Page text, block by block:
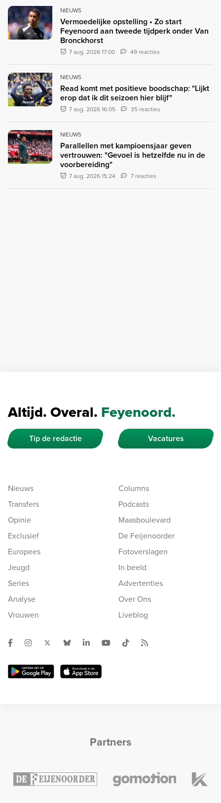
NIEUWS
Vermoedelijke opstelling • Zo start
Feyenoord aan tweede tijdperk onder Van
Bronckhorst
7 aug. 2026 17:00 49 reacties
NIEUWS
Read komt met positieve boodschap: "Lijkt
erop dat ik dit seizoen hier blijf"
7 aug. 2026 16:05 35 reacties
NIEUWS
Parallellen met kampioensjaar geven
vertrouwen: "Gevoel is hetzelfde nu in de
voorbereiding"
7 aug. 2026 15:24 7 reacties
Altijd. Overal. Feyenoord.
Tip de redactie Vacatures
Nieuws
Transfers
Opinie
Exclusief
Europees
Jeugd
Series
Analyse
Vrouwen
Columns
Podcasts
Maasboulevard
De Feijenoorder
Fotoverslagen
In beeld
Advertenties
Over Ons
Liveblog
Partners